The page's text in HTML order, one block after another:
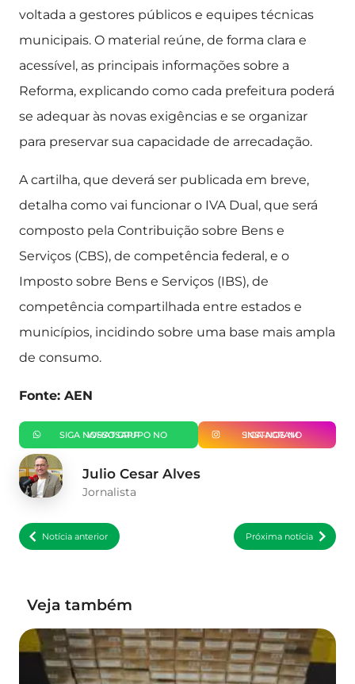
voltada a gestores públicos e equipes técnicas
municipais. O material reúne, de forma clara e
acessível, as principais informações sobre a
Reforma, explicando como cada prefeitura poderá
se adequar às novas exigências e se organizar
para preservar sua capacidade de arrecadação.
A cartilha, que deverá ser publicada em breve,
detalha como vai funcionar o IVA Dual, que será
composto pela Contribuição sobre Bens e
Serviços (CBS), de competência federal, e o
Imposto sobre Bens e Serviços (IBS), de
competência compartilhada entre estados e
municípios, incidindo sobre uma base mais ampla
de consumo.
Fonte: AEN
SIGA NOSSO GRUPO NO WHATSAPP SIGA-NOS NO INSTAGRAM
Julio Cesar Alves
Jornalista
Notícia anterior Próxima notícia
Veja também